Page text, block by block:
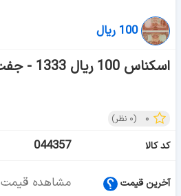
100 ریال
اسکناس 100 ریال 1333 - جفت - UNC60 - محمد رضا شاه
۰ (۰ نظر)
کد کالا
044357
آخرین قیمت مشاهده قیمت